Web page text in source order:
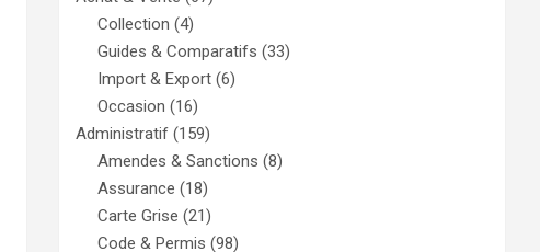
Collection (4)
Guides & Comparatifs (33)
Import & Export (6)
Occasion (16)
Administratif (159)
Amendes & Sanctions (8)
Assurance (18)
Carte Grise (21)
Code & Permis (98)